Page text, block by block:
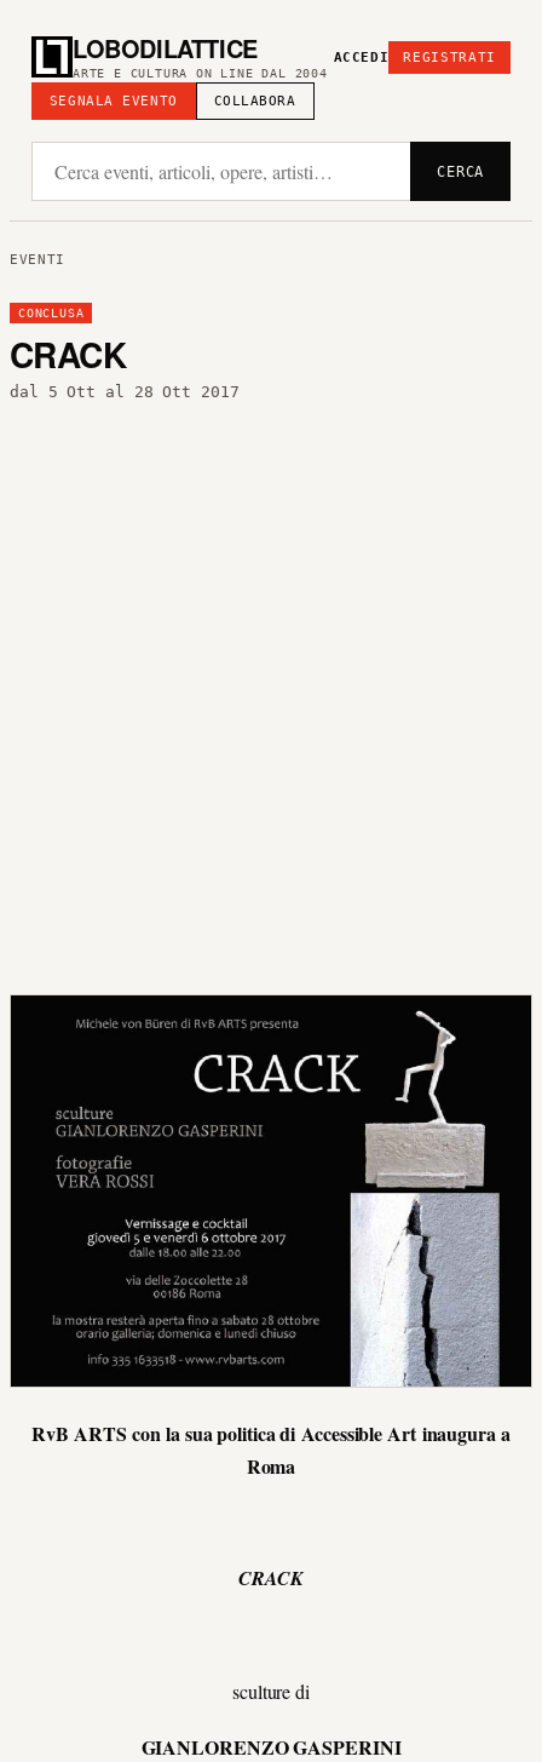
LOBODILATTICE
ARTE E CULTURA ON LINE DAL 2004
SEGNALA EVENTO COLLABORA
ACCEDI REGISTRATI
CERCA
EVENTI
CONCLUSA
CRACK
dal 5 Ott al 28 Ott 2017
RvB ARTS con la sua politica diAccessible Artinaugura a
Roma
CRACK
sculture di
GIANLORENZO GASPERINI